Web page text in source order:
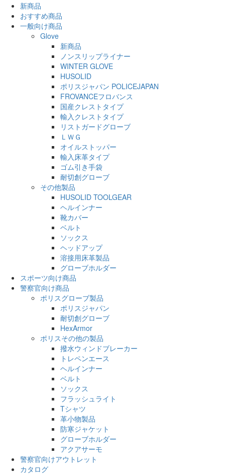
新商品
おすすめ商品
一般向け商品
Glove
新商品
ノンスリップライナー
WINTER GLOVE
HUSOLID
ポリスジャパン POLICEJAPAN
FROVANCEフロバンス
国産クレストタイプ
輸入クレストタイプ
リストガードグローブ
ＬＷＧ
オイルストッパー
輸入床革タイプ
ゴム引き手袋
耐切創グローブ
その他製品
HUSOLID TOOLGEAR
ヘルインナー
靴カバー
ベルト
ソックス
ヘッドアップ
溶接用床革製品
グローブホルダー
スポーツ向け商品
警察官向け商品
ポリスグローブ製品
ポリスジャパン
耐切創グローブ
HexArmor
ポリスその他の製品
撥水ウィンドブレーカー
トレペンエース
ヘルインナー
ベルト
ソックス
フラッシュライト
Tシャツ
革小物製品
防寒ジャケット
グローブホルダー
アクアサーモ
警察官向けアウトレット
カタログ